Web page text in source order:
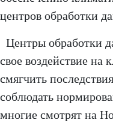
центров обработки
Центры обработки
свое воздействие на
смягчить
соблюдать
многие смотрят на